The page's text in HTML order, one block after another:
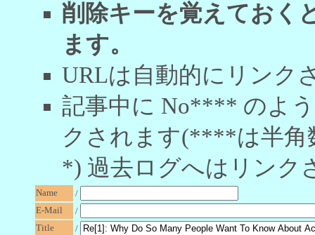
削除キーを覚えておく
ます。
URLは自動的にリンク
記事中に No**** のよ
クされます(****は半角
*) 過去ログへはリンク
Name
/
E-Mail
/
Title
/